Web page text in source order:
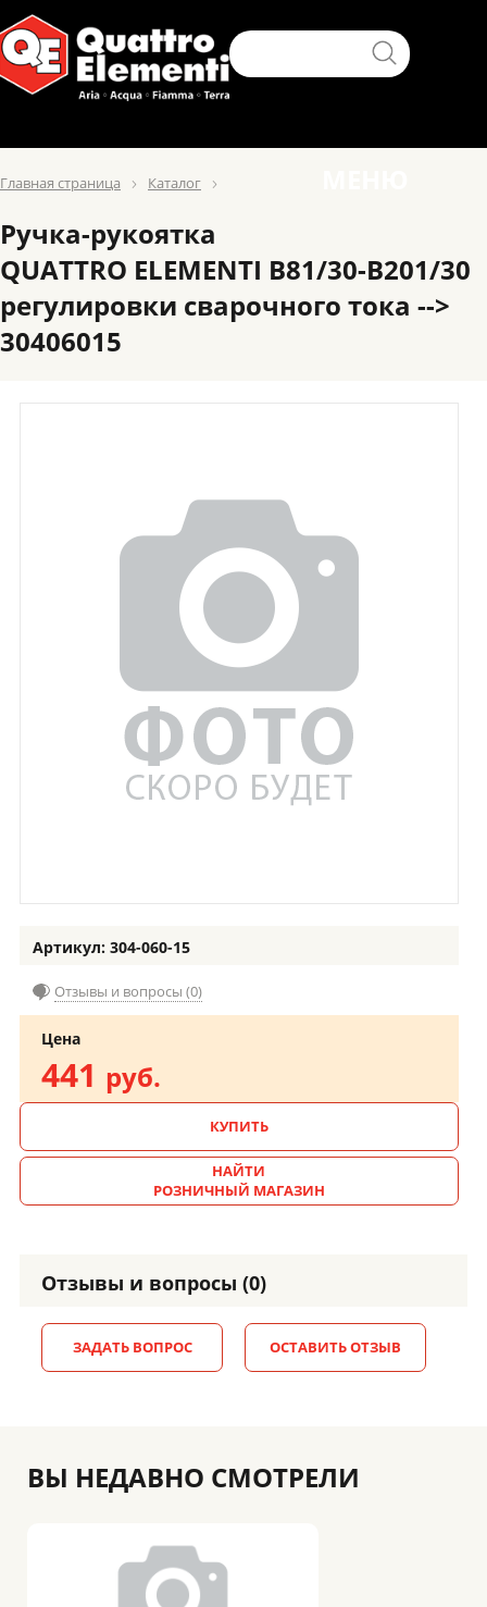
Главная страница Каталог
Ручка-рукоятка
QUATTRO ELEMENTI B81/30-B201/30
регулировки сварочного тока -->
30406015
Артикул: 304-060-15
Отзывы и вопросы (0)
Цена
441 руб.
КУПИТЬ
НАЙТИ
РОЗНИЧНЫЙ МАГАЗИН
Отзывы и вопросы (0)
ЗАДАТЬ ВОПРОС ОСТАВИТЬ ОТЗЫВ
ВЫ НЕДАВНО СМОТРЕЛИ